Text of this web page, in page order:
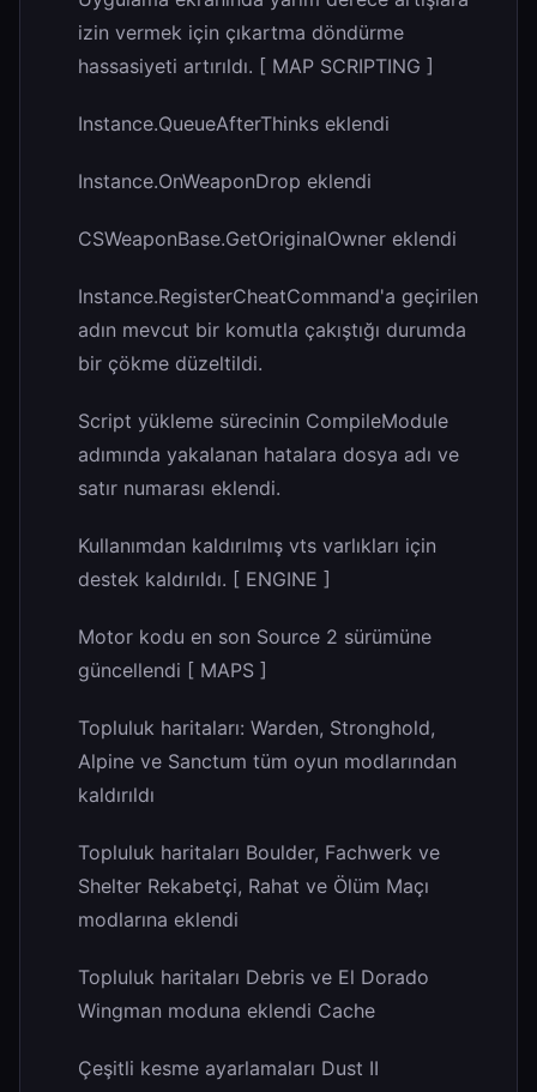
izin vermek için çıkartma döndürme
hassasiyeti artırıldı. [ MAP SCRIPTING ]
Instance.QueueAfterThinks eklendi
Instance.OnWeaponDrop eklendi
CSWeaponBase.GetOriginalOwner eklendi
Instance.RegisterCheatCommand'a geçirilen
adın mevcut bir komutla çakıştığı durumda
bir çökme düzeltildi.
Script yükleme sürecinin CompileModule
adımında yakalanan hatalara dosya adı ve
satır numarası eklendi.
Kullanımdan kaldırılmış vts varlıkları için
destek kaldırıldı. [ ENGINE ]
Motor kodu en son Source 2 sürümüne
güncellendi [ MAPS ]
Topluluk haritaları: Warden, Stronghold,
Alpine ve Sanctum tüm oyun modlarından
kaldırıldı
Topluluk haritaları Boulder, Fachwerk ve
Shelter Rekabetçi, Rahat ve Ölüm Maçı
modlarına eklendi
Topluluk haritaları Debris ve El Dorado
Wingman moduna eklendi Cache
Çeşitli kesme ayarlamaları Dust II